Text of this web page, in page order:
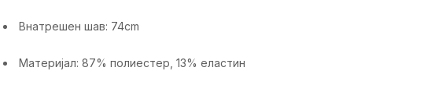
Внатрешен шав: 74cm
Материјал: 87% полиестер, 13% еластин